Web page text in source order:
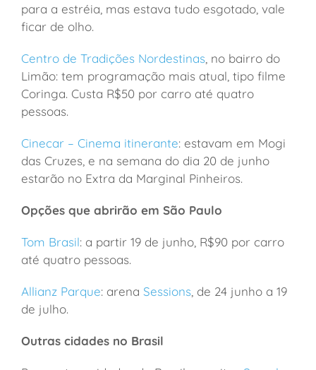
para a estréia, mas estava tudo esgotado, vale
ficar de olho.
Centro de Tradições Nordestinas , no bairro do
Limão: tem programação mais atual, tipo filme
Coringa. Custa R$50 por carro até quatro
pessoas.
Cinecar – Cinema itinerante: estavam em Mogi
das Cruzes, e na semana do dia 20 de junho
estarão no Extra da Marginal Pinheiros.
Opções que abrirão em São Paulo
Tom Brasil: a partir 19 de junho, R$90 por carro
até quatro pessoas.
Allianz Parque: arena Sessions , de 24 junho a 19
de julho.
Outras cidades no Brasil